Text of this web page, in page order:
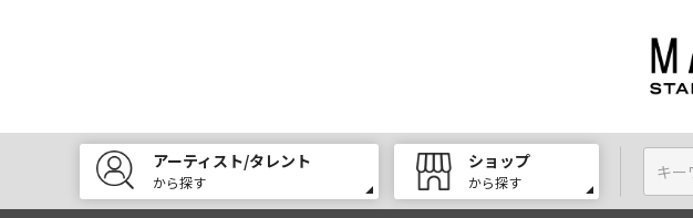
アーティスト/タレント
から探す
ショップ
から探す